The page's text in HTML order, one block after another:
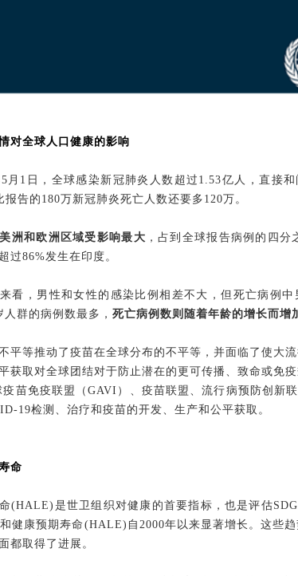
对全球人口健康的影响
月1日，全球感染新冠肺炎人数超过1.53亿人，直接
报告的180万新冠肺炎死亡人数还要多120万。
美洲和欧洲区域受影响最大 ，占到全球报告病例的四
过86%发生在印度。
看，男性和女性的感染比例相差不大，但死亡病例
群的病例数最多， 死亡病例数则随着年龄的增长而增
平等推动了疫苗在全球分布的不平等，并面临了使大
获取对全球团结对于防止潜在的更可传播、致命或免
疫苗免疫联盟（GAVI）、疫苗联盟、流行病预防创新
19检测、治疗和疫苗的开发、生产和公平获取。
命
(HALE)是世卫组织对健康的首要指标，也是评估
健康预期寿命(HALE)自2000年以来显著增长。这些
都取得了进展。